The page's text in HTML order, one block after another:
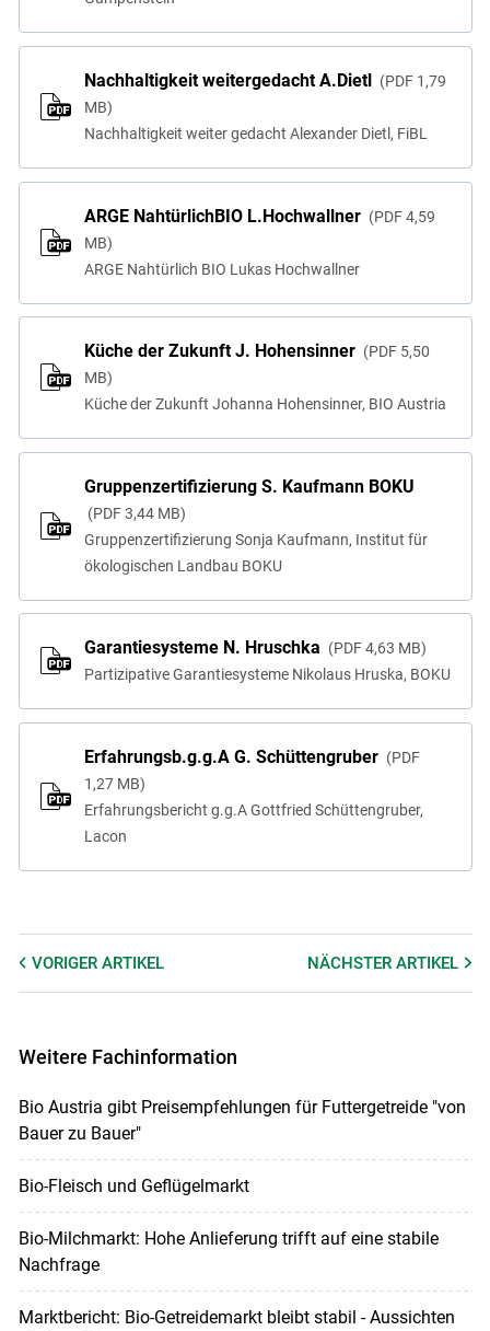
Nachhaltigkeit weitergedacht A.Dietl PDF 1,79
MB
Nachhaltigkeit weiter gedacht Alexander Dietl, FiBL
ARGE NahtürlichBIO L.Hochwallner PDF 4,59
MB
ARGE Nahtürlich BIO Lukas Hochwallner
Küche der Zukunft J. Hohensinner PDF 5,50
MB
Küche der Zukunft Johanna Hohensinner, BIO Austria
Gruppenzertifizierung S. Kaufmann BOKU
PDF 3,44 MB
Gruppenzertifizierung Sonja Kaufmann, Institut für
ökologischen Landbau BOKU
Garantiesysteme N. Hruschka PDF 4,63 MB
Partizipative Garantiesysteme Nikolaus Hruska, BOKU
Erfahrungsb.g.g.A G. Schüttengruber
PDF
1,27 MB
Erfahrungsbericht g.g.A Gottfried Schüttengruber,
Lacon
VORIGER ARTIKEL NÄCHSTERARTIKEL
Weitere Fachinformation
Bio Austria gibt Preisempfehlungen für Futtergetreide "von
Bauer zu Bauer"
Bio-Fleisch und Geflügelmarkt
Bio-Milchmarkt: Hohe Anlieferung trifft auf eine stabile
Nachfrage
Marktbericht: Bio-Getreidemarkt bleibt stabil - Aussichten